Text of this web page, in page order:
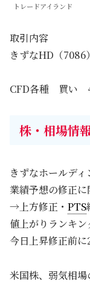
トレードアイランド
取引内容
きずなHD（
CFD各種 買い
株・相場情
きずなホールデ
業績予想の修正
→上方修正・ PTS
値上がりランキ
今日上昇修正前に
米国株、弱気相